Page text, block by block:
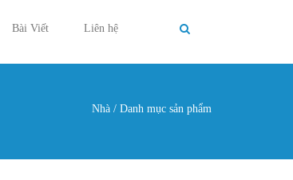
Bài Viết Liên hệ
Nhà / Danh mục sản phẩm